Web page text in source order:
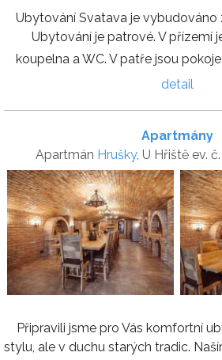
Ubytování Svatava je vybudováno
Ubytování je patrové. V přízemí
koupelna a WC. V patře jsou pokoje
detail
Apartmány
Apartmán Hrušky, U Hřiště ev.
Připravili jsme pro Vás komfortní
stylu, ale v duchu starých tradic.